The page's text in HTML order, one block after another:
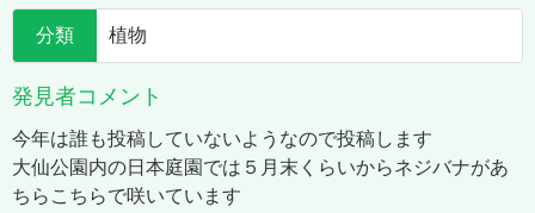
分類 植物
発見者コメント
今年は誰も投稿していないようなので投稿します
大仙公園内の日本庭園では５月末くらいからネジバナがあ
ちらこちらで咲いています